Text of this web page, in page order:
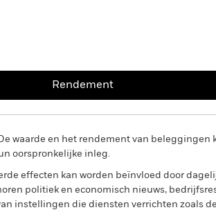
Rendement
waarde en het rendement van
oorspronkelijke inleg.
effecten kan worden beïnvloed door
politiek en economisch nieuws,
instellingen die diensten verrichten zoals